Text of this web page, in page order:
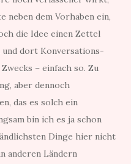
neben dem Vorhaben ein,
die Idee einen Zettel
und dort Konversations-
– einfach so. Zu
aber dennoch
das es solch ein
bin ich es ja schon
Dinge hier nicht
anderen Ländern